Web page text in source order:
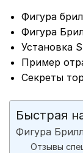
Фигура
Фигура
Установка
Пример
Секреты
Быстрая
Фигура
Отзывы